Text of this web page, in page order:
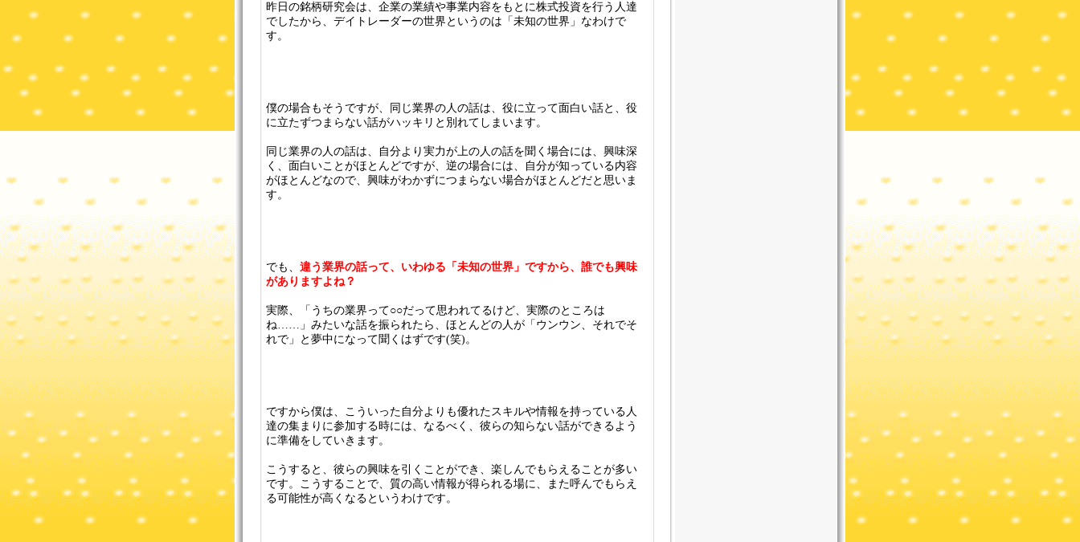
昨日の銘柄研究会は、企業の業績や事業内容をもとに株式投資を行う人達
でしたから、デイトレーダーの世界というのは「未知の世界」なわけで
す。
僕の場合もそうですが、同じ業界の人の話は、役に立って面白い話と、役
に立たずつまらない話がハッキリと別れてしまいます。
同じ業界の人の話は、自分より実力が上の人の話を聞く場合には、興味深
く、面白いことがほとんどですが、逆の場合には、自分が知っている内容
がほとんどなので、興味がわかずにつまらない場合がほとんどだと思いま
す。
でも、 違う業界の話って、いわゆる「未知の世界」ですから、誰でも興味
がありますよね？
実際、「うちの業界って○○だって思われてるけど、実際のところは
ね……」みたいな話を振られたら、ほとんどの人が「ウンウン、それでそ
れで」と夢中になって聞くはずです(笑)。
ですから僕は、こういった自分よりも優れたスキルや情報を持っている人
達の集まりに参加する時には、なるべく、彼らの知らない話ができるよう
に準備をしていきます。
こうすると、彼らの興味を引くことができ、楽しんでもらえることが多い
です。こうすることで、質の高い情報が得られる場に、また呼んでもらえ
る可能性が高くなるというわけです。